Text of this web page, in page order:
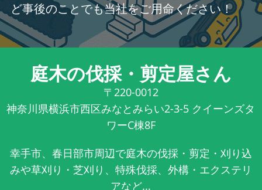
ど事後のことでも当社をご用命ください！
庭木の伐採・剪定屋さん
〒220-0012
神奈川県横浜市西区みなとみらい2-3-5 クイーンズタ
ワーC棟8F
幸手市、春日部市周辺で庭木の伐採・剪定・刈り込
みや草刈り・芝刈り、特殊伐採、外構・エクステリ
アなど...